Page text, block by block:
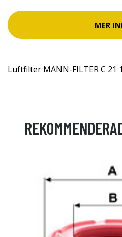
MER
Luftfilter MANN-FILTER C 21